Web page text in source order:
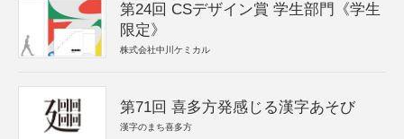
第24回 CSデザイン賞 学生部門《学生
限定》
株式会社中川ケミカル
第71回 喜多方発感じる漢字あそび
漢字のまち喜多方